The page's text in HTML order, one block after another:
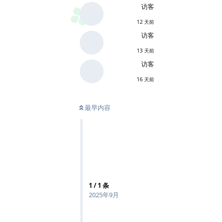
访客
12 天前
访客
13 天前
访客
16 天前
最早内容
1 /1 条
2025年9月